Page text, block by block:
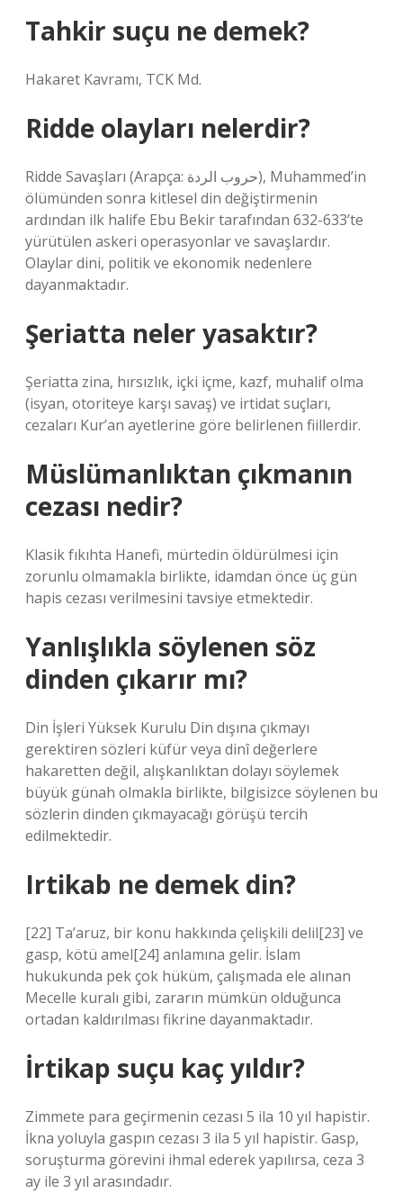
Tahkir suçu ne demek?
Hakaret Kavramı, TCK Md.
Ridde olayları nelerdir?
Ridde Savaşları (Arapça: حروب الردة), Muhammed’in
ölümünden sonra kitlesel din değiştirmenin
ardından ilk halife Ebu Bekir tarafından 632-633’te
yürütülen askeri operasyonlar ve savaşlardır.
Olaylar dini, politik ve ekonomik nedenlere
dayanmaktadır.
Şeriatta neler yasaktır?
Şeriatta zina, hırsızlık, içki içme, kazf, muhalif olma
(isyan, otoriteye karşı savaş) ve irtidat suçları,
cezaları Kur’an ayetlerine göre belirlenen fiillerdir.
Müslümanlıktan çıkmanın
cezası nedir?
Klasik fıkıhta Hanefi, mürtedin öldürülmesi için
zorunlu olmamakla birlikte, idamdan önce üç gün
hapis cezası verilmesini tavsiye etmektedir.
Yanlışlıkla söylenen söz
dinden çıkarır mı?
Din İşleri Yüksek Kurulu Din dışına çıkmayı
gerektiren sözleri küfür veya dinî değerlere
hakaretten değil, alışkanlıktan dolayı söylemek
büyük günah olmakla birlikte, bilgisizce söylenen bu
sözlerin dinden çıkmayacağı görüşü tercih
edilmektedir.
Irtikab ne demek din?
[22] Ta’aruz, bir konu hakkında çelişkili delil[23] ve
gasp, kötü amel[24] anlamına gelir. İslam
hukukunda pek çok hüküm, çalışmada ele alınan
Mecelle kuralı gibi, zararın mümkün olduğunca
ortadan kaldırılması fikrine dayanmaktadır.
İrtikap suçu kaç yıldır?
Zimmete para geçirmenin cezası 5 ila 10 yıl hapistir.
İkna yoluyla gaspın cezası 3 ila 5 yıl hapistir. Gasp,
soruşturma görevini ihmal ederek yapılırsa, ceza 3
ay ile 3 yıl arasındadır.